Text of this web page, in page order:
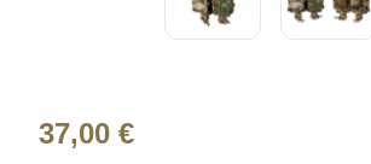
37,00 €